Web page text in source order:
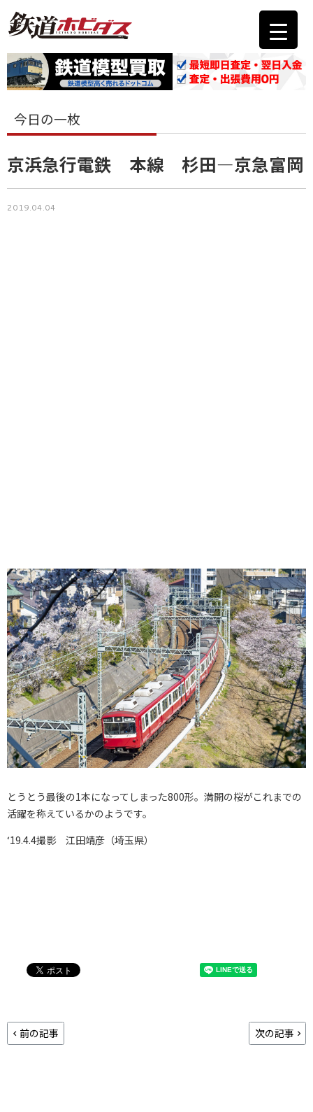
今日の一枚
京浜急行電鉄 本線 杉田―京急富岡
2019.04.04
とうとう最後の1本になってしまった800形。満開の桜がこれまでの
活躍を称えているかのようです。
‘19.4.4撮影 江田靖彦（埼玉県）
前の記事 次の記事